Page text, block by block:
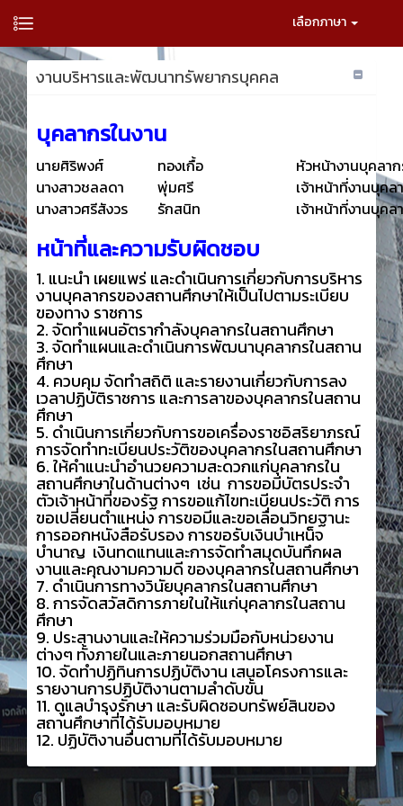
เลือกภาษา
งานบริหารและพัฒนาทรัพยากรบุคคล
บุคลากรในงาน
นายศิริพงศ์ ทองเกื้อ
หัวหน้างานบุคลา
นางสาวชลลดา
พุ่มศรี
เจ้าหน้าที่งานบุคล
นางสาวศรีสังวร
รักสนิท เจ้าหน้าที่งานบุคล
หน้าที่และความรับผิดชอบ
1. แนะนำ เผยแพร่ และดำเนินการเกี่ยวกับการบริหาร
งานบุคลากรของสถานศึกษาให้เป็นไปตามระเบียบ
ของทาง ราชการ
2. จัดทำแผนอัตรากำลังบุคลากรในสถานศึกษา
3. จัดทำแผนและดำเนินการพัฒนาบุคลากรในสถาน
ศึกษา
4. ควบคุม จัดทำสถิติ และรายงานเกี่ยวกับการลง
เวลาปฏิบัติราชการ และการลาของบุคลากรในสถาน
ศึกษา
5. ดำเนินการเกี่ยวกับการขอเครื่องราชอิสริยาภรณ์
การจัดทำทะเบียนประวัติของบุคลากรในสถานศึกษา
6. ให้คำแนะนำอำนวยความสะดวกแก่บุคลากรใน
สถานศึกษาในด้านต่างๆ เช่น การขอมีบัตรประจำ
ตัวเจ้าหน้าที่ของรัฐ การขอแก้ไขทะเบียนประวัติ การ
ขอเปลี่ยนตำแหน่ง การขอมีและขอเลื่อนวิทยฐานะ
การออกหนังสือรับรอง การขอรับเงินบำเหน็จ
บำนาญ เงินทดแทนและการจัดทำสมุดบันทึกผล
งานและคุณงามความดี ของบุคลากรในสถานศึกษา
7. ดำเนินการทางวินัยบุคลากรในสถานศึกษา
8. การจัดสวัสดิการภายในให้แก่บุคลากรในสถาน
ศึกษา
9. ประสานงานและให้ความร่วมมือกับหน่วยงาน
ต่างๆ ทั้งภายในและภายนอกสถานศึกษา
10. จัดทำปฏิทินการปฏิบัติงาน เสนอโครงการและ
รายงานการปฏิบัติงานตามลำดับขั้น
11. ดูแลบำรุงรักษา และรับผิดชอบทรัพย์สินของ
สถานศึกษาที่ได้รับมอบหมาย
12. ปฏิบัติงานอื่นตามที่ได้รับมอบหมาย